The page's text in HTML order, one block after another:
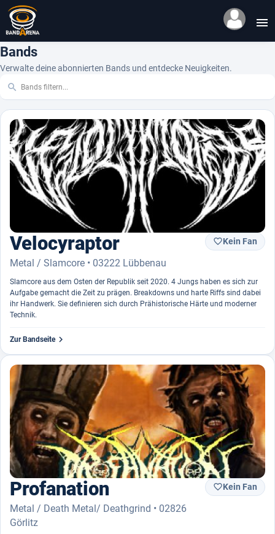

Bands
Verwalte deine abonnierten Bands und entdecke Neuigkeiten.

Velocyraptor
Metal / Slamcore • 03222 Lübbenau
Kein Fan
Slamcore aus dem Osten der Republik seit 2020. 4 Jungs haben es sich zur
Aufgabe gemacht die Zeit zu prägen. Breakdowns und harte Riffs sind dabei
ihr Handwerk. Sie definieren sich durch Prähistorische Härte und moderner
Technik.
Zur Bandseite
Profanation
Metal / Death Metal/ Deathgrind • 02826
Görlitz
Kein Fan